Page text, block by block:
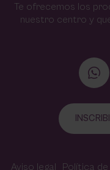
Te ofrecemos los
nuestro centro y
Aviso legal Política